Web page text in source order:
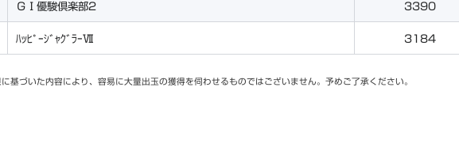
ＧⅠ優駿倶楽部2 3390
ﾊｯﾋﾟｰｼﾞｬｸﾞﾗｰⅦ 3184
基づいた内容により、容易に大量出玉の獲得を伺わせるものではございません。予めご了承ください。